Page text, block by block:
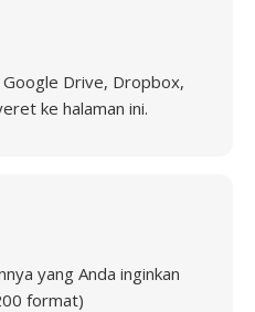
Drive, Dropbox,
ke halaman ini.
yang Anda inginkan
format)